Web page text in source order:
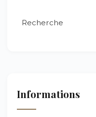
Recherche
Informations